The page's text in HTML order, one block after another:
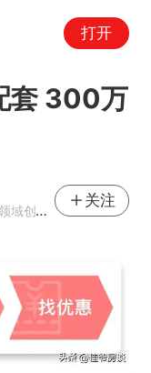
打开
套 300万
创作者
关注